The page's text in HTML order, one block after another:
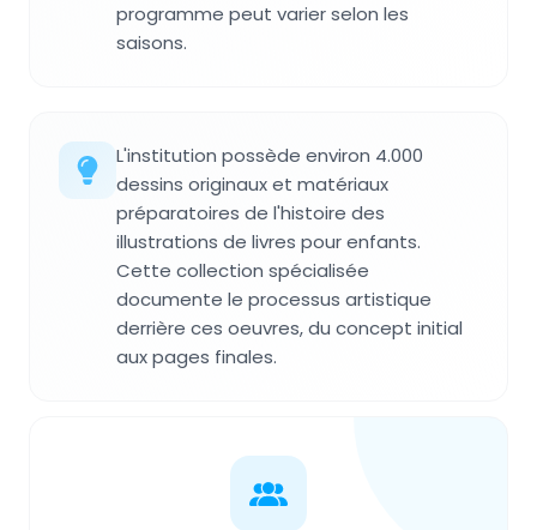
programme peut varier selon les
saisons.
L'institution possède environ 4.000
dessins originaux et matériaux
préparatoires de l'histoire des
illustrations de livres pour enfants.
Cette collection spécialisée
documente le processus artistique
derrière ces oeuvres, du concept initial
aux pages finales.